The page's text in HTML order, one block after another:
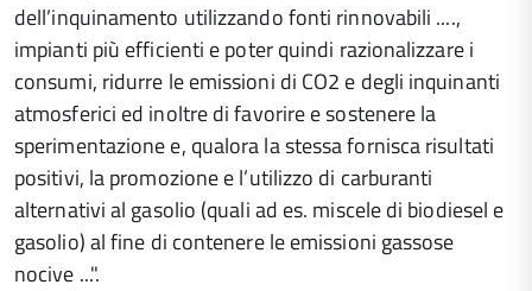
dell’inquinamento utilizzando fonti rinnovabili ....,
impianti più efficienti e poter quindi razionalizzare i
consumi, ridurre le emissioni di CO2 e degli inquinanti
atmosferici ed inoltre di favorire e sostenere la
sperimentazione e, qualora la stessa fornisca risultati
positivi, la promozione e l’utilizzo di carburanti
alternativi al gasolio (quali ad es. miscele di biodiesel e
gasolio) al fine di contenere le emissioni gassose
nocive ...".